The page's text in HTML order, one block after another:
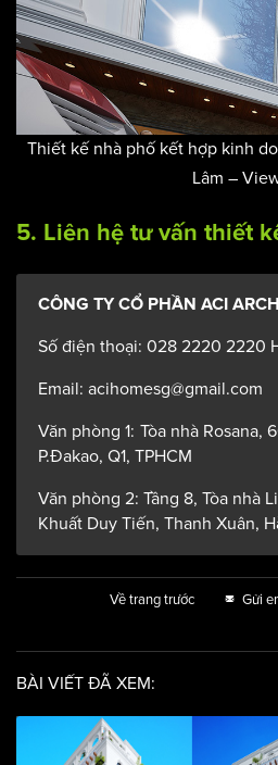
Thiết kế nhà phố kết hợp kinh
5. Liên hệ tư vấn thiết
Số điện thoại: 028 2220 2220
Email: acihomesg@gmail.com
Văn phòng 1: Tòa nhà
P.Đakao, Q1, TPHCM
Văn phòng 2: Tầng 8, Tòa nhà
Khuất Duy Tiến, Thanh Xuân,